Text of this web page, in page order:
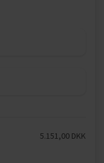
5.151,00 DKK